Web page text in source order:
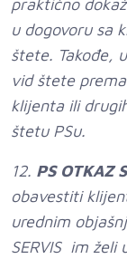
praktično
u dogovoru sa
štete. Takođe,
vid štete
klijenta ili
štetu PSu.
12. PS OTKAZ
obavestiti
urednim
SERVIS im želi